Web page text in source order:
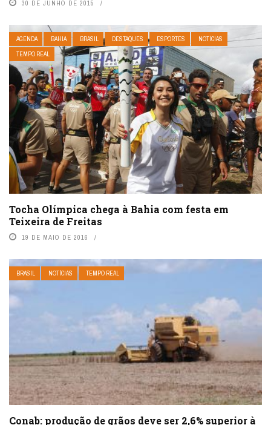
30 DE JUNHO DE 2015
AGENDA BAHIA BRASIL DESTAQUES ESPORTES
NOTÍCIAS
TEMPO REAL
Tocha Olímpica chega à Bahia com festa em
Teixeira de Freitas
19 DE MAIO DE 2016
BRASIL NOTÍCIAS TEMPO REAL
Conab: produção de grãos deve ser 2,6% superior à